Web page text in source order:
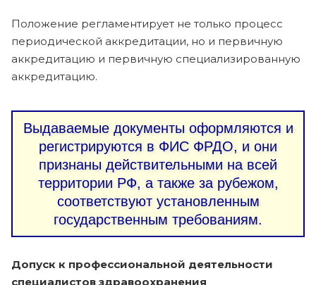
Положение регламентирует не только процесс
периодической аккредитации, но и первичную
аккредитацию и первичную специализированную
аккредитацию.
Выдаваемые документы оформляются и
регистрируются в ФИС ФРДО, и они
признаны действительными на всей
территории РФ, а также за рубежом,
соответствуют установленным
государственным требованиям.
Допуск к профессиональной деятельности
специалистов здравоохранения